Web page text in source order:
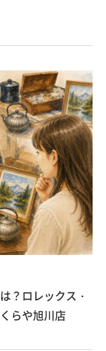
？ロレックス・
らや旭川店